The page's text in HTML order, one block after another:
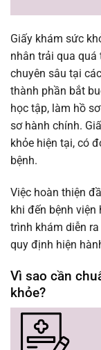
Giấy khám sức
nhân trải qua
chuyên sâu tại
thành phần bắt
học tập, làm hồ
sơ hành chính.
khỏe hiện tại, có
bệnh.
Việc hoàn thiện
khi đến bệnh
trình khám diễn
quy định hiện
Vì sao cần
khỏe?